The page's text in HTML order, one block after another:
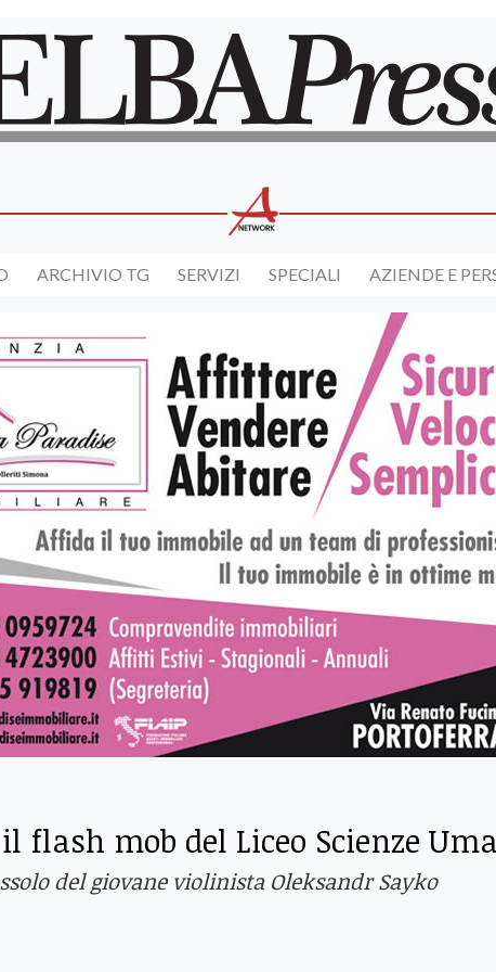
ARCHIVIO TG SERVIZI SPECIALI AZIENDE E
flash mob del Liceo Scienze
del giovane violinista Oleksandr Sayko